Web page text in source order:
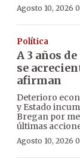
Agosto 10, 2026
Política
A 3 años
se
afirman
Deterioro
y Estado
Bregan por
últimas
Agosto 10, 2026